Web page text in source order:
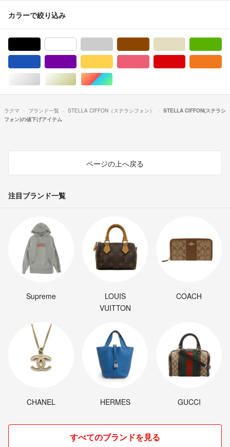
カラーで絞り込み
シルバー/銀色系ゴールド/金色系マルチカラー
ラクマ ブランド一覧 STELLA CIFFON（ステラシフォン）
STELLA CIFFON(ステラシ
フォン)の値下げアイテム
ページの上へ戻る
注目ブランド一覧
Supreme
LOUIS
VUITTON
COACH
CHANEL HERMES GUCCI
すべてのブランドを見る